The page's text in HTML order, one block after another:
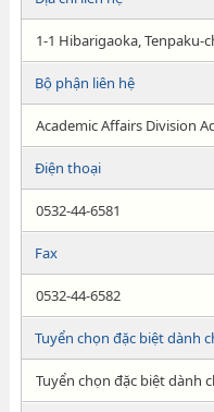
1-1 Hibarigaoka, Tenpaku-
Bộ phận liên hệ
Academic Affairs Division
Điện thoại
0532-44-6581
Fax
0532-44-6582
Tuyển chọn đặc biệt dành
Tuyển chọn đặc biệt dành